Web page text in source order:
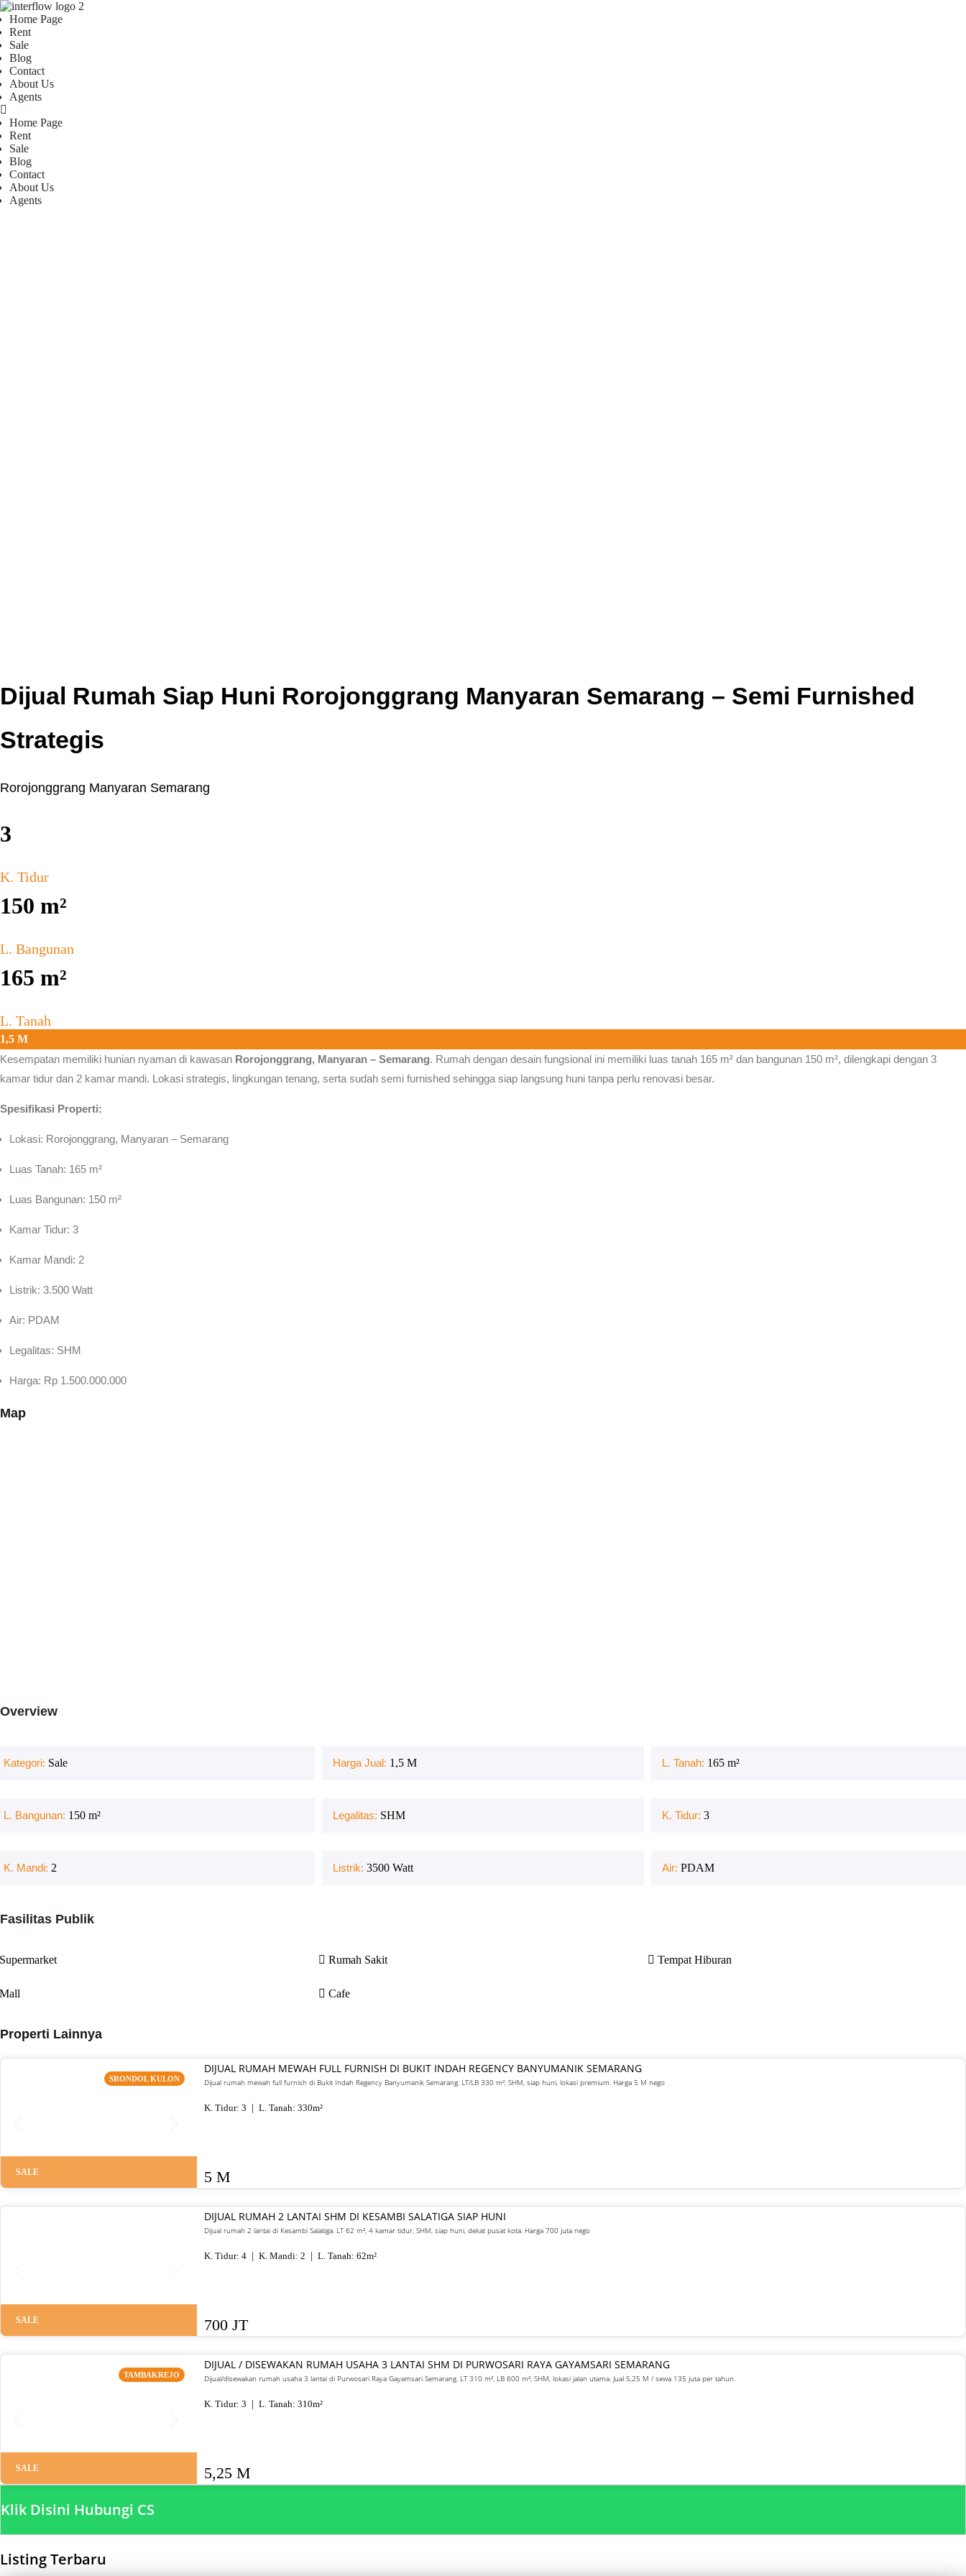
Home Page
Rent
Sale
Blog
Contact
About Us
Agents
Home Page
Rent
Sale
Blog
Contact
About Us
Agents
Dijual Rumah Siap Huni Rorojonggrang Manyaran Semarang – Semi Furnished
Strategis
Rorojonggrang Manyaran Semarang
3
K. Tidur
150 m²
L. Bangunan
165 m²
L. Tanah
1,5 M
Kesempatan memiliki hunian nyaman di kawasan Rorojonggrang, Manyaran – Semarang. Rumah dengan desain fungsional ini memiliki luas tanah 165 m² dan bangunan 150 m², dilengkapi dengan 3
kamar tidur dan 2 kamar mandi. Lokasi strategis, lingkungan tenang, serta sudah semi furnished sehingga siap langsung huni tanpa perlu renovasi besar.
Spesifikasi Properti:
Lokasi: Rorojonggrang, Manyaran – Semarang
Luas Tanah: 165 m²
Luas Bangunan: 150 m²
Kamar Tidur: 3
Kamar Mandi: 2
Listrik: 3.500 Watt
Air: PDAM
Legalitas: SHM
Harga: Rp 1.500.000.000
Map
Overview
Kategori: Sale Harga Jual: 1,5 M L. Tanah: 165 m²
L. Bangunan: 150 m² Legalitas: SHM K. Tidur: 3
K. Mandi: 2 Listrik: 3500 Watt Air: PDAM
Fasilitas Publik
Supermarket Rumah Sakit Tempat Hiburan
Mall Cafe
Properti Lainnya
SRONDOL KULON
SALE
DIJUAL RUMAH MEWAH FULL FURNISH DI BUKIT INDAH REGENCY BANYUMANIK SEMARANG
Dijual rumah mewah full furnish di Bukit Indah Regency Banyumanik Semarang. LT/LB 330 m², SHM, siap huni, lokasi premium. Harga 5 M nego
K. Tidur: 3 L. Tanah: 330m²
5 M
SALE
DIJUAL RUMAH 2 LANTAI SHM DI KESAMBI SALATIGA SIAP HUNI
Dijual rumah 2 lantai di Kesambi Salatiga. LT 62 m², 4 kamar tidur, SHM, siap huni, dekat pusat kota. Harga 700 juta nego
K. Tidur: 4 K. Mandi: 2 L. Tanah: 62m²
700 JT
TAMBAKREJO
SALE
DIJUAL / DISEWAKAN RUMAH USAHA 3 LANTAI SHM DI PURWOSARI RAYA GAYAMSARI SEMARANG
Dijual/disewakan rumah usaha 3 lantai di Purwosari Raya Gayamsari Semarang. LT 310 m², LB 600 m², SHM, lokasi jalan utama. Jual 5,25 M / sewa 135 juta per tahun.
K. Tidur: 3 L. Tanah: 310m²
5,25 M
Klik Disini Hubungi CS
Listing Terbaru